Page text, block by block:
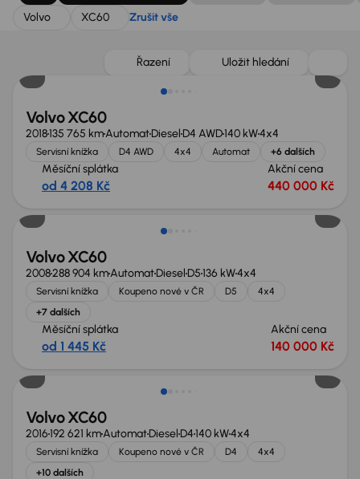
Volvo
XC60 Zrušit vše
Řazení Uložit hledání
Zlevněno o 60 000 Kč
Volvo XC60
2018135 765 kmAutomatDiesel D4 AWD140 kW4x4
Servisní knížka D4 AWD 4x4 Automat +6 dalších
Měsíční splátka
od 4 208 Kč
Akční cena
440 000 Kč
Volvo XC60
2008288 904 kmAutomatDiesel D5136 kW4x4
Servisní knížka Koupeno nové v ČR D5
4x4
+7 dalších
Měsíční splátka
od 1 445 Kč
Akční cena
140 000 Kč
Zlevněno o 10 000 Kč
Volvo XC60
2016192 621 kmAutomatDiesel D4140 kW4x4
Servisní knížka Koupeno nové v ČR D4
4x4
+10 dalších